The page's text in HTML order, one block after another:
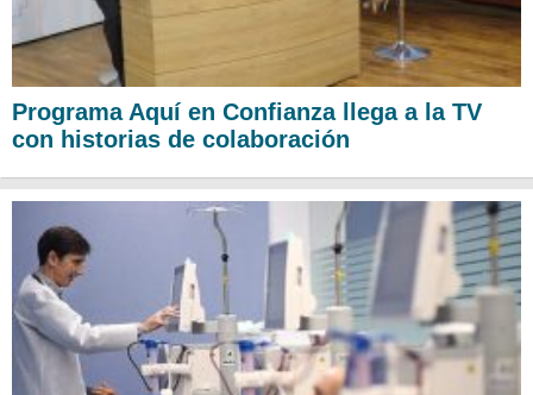
Programa Aquí en Confianza llega a la TV
con historias de colaboración